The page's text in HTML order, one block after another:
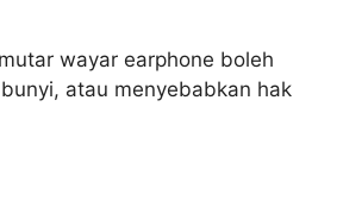
wayar earphone boleh
atau menyebabkan hak